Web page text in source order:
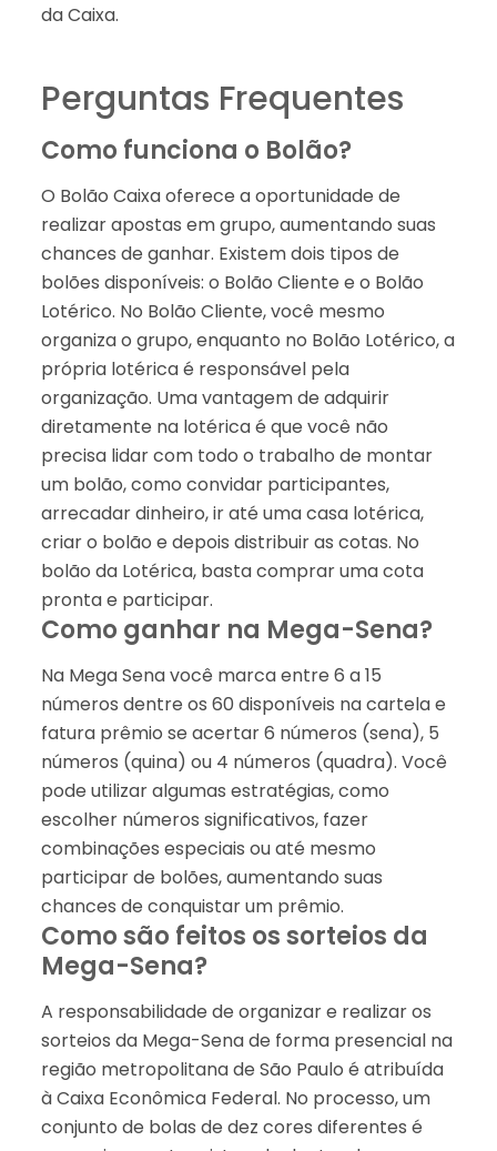
da Caixa.
Perguntas Frequentes
Como funciona o Bolão?
O Bolão Caixa oferece a oportunidade de
realizar apostas em grupo, aumentando suas
chances de ganhar. Existem dois tipos de
bolões disponíveis: o Bolão Cliente e o Bolão
Lotérico. No Bolão Cliente, você mesmo
organiza o grupo, enquanto no Bolão Lotérico, a
própria lotérica é responsável pela
organização. Uma vantagem de adquirir
diretamente na lotérica é que você não
precisa lidar com todo o trabalho de montar
um bolão, como convidar participantes,
arrecadar dinheiro, ir até uma casa lotérica,
criar o bolão e depois distribuir as cotas. No
bolão da Lotérica, basta comprar uma cota
pronta e participar.
Como ganhar na Mega-Sena?
Na Mega Sena você marca entre 6 a 15
números dentre os 60 disponíveis na cartela e
fatura prêmio se acertar 6 números (sena), 5
números (quina) ou 4 números (quadra). Você
pode utilizar algumas estratégias, como
escolher números significativos, fazer
combinações especiais ou até mesmo
participar de bolões, aumentando suas
chances de conquistar um prêmio.
Como são feitos os sorteios da
Mega-Sena?
A responsabilidade de organizar e realizar os
sorteios da Mega-Sena de forma presencial na
região metropolitana de São Paulo é atribuída
à Caixa Econômica Federal. No processo, um
conjunto de bolas de dez cores diferentes é